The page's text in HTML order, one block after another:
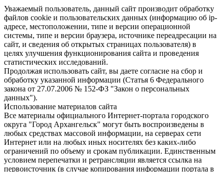
Уважаемый пользователь, данный сайт производит обработку
файлов cookie и пользовательских данных (информацию об ip-
адресе, местоположении, типе и версии операционной
системы, типе и версии браузера, источнике переадресации на
сайт, и сведения об открытых страницах пользователя) в
целях улучшения функционирования сайта и проведения
статистических исследований.
Продолжая использовать сайт, вы даете согласие на сбор и
обработку указанной информации (Статья 6 Федерального
закона от 27.07.2006 № 152-ФЗ "Закон о персональных
данных").
Использование материалов сайта
Все материалы официального Интернет-портала городского
округа "Город Архангельск" могут быть воспроизведены в
любых средствах массовой информации, на серверах сети
Интернет или на любых иных носителях без каких-либо
ограничений по объему и срокам публикации. Единственным
условием перепечатки и ретрансляции является ссылка на
первоисточник (в случае копирования информации портала в